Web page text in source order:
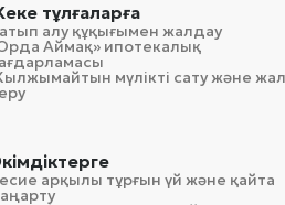
тұлғаларға
алу құқығымен жалдау
Аймақ» ипотекалық
мүлікті сату және
арқылы тұрғын үй және қайта